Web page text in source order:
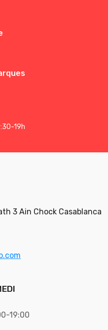
19h
3 Ain Chock Casablanca
19:00